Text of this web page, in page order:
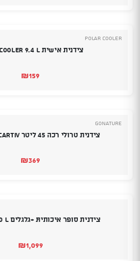
POLAR COOLER
צידנית אישית POLAR COOLER 9.4 L
₪159
GoNature
צידנית טרולי רכה 45 ליטר GO NATURE CARTIV
₪369
צידנית סופר איכותיתּּ +גלגלים RIDGICOOL 50 L
₪1,099